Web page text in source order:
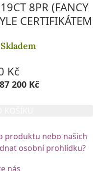
8PR (FANCY
CERTIFIKÁTEM
Skladem
Kč
200 Kč
produktu nebo našich
osobní prohlídku?
nás